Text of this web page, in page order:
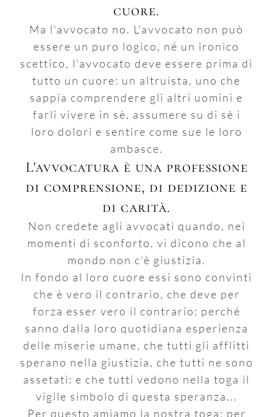
cuore.
Ma l'avvocato no. L'avvocato non può
essere un puro logico, né un ironico
scettico, l'avvocato deve essere prima di
tutto un cuore: un altruista, uno che
sappia comprendere gli altri uomini e
farli vivere in sè, assumere su di sè i
loro dolori e sentire come sue le loro
ambasce.
L'avvocatura è una professione
di comprensione, di dedizione e
di carità.
Non credete agli avvocati quando, nei
momenti di sconforto, vi dicono che al
mondo non c'è giustizia.
In fondo al loro cuore essi sono convinti
che è vero il contrario, che deve per
forza esser vero il contrario: perché
sanno dalla loro quotidiana esperienza
delle miserie umane, che tutti gli afflitti
sperano nella giustizia, che tutti ne sono
assetati: e che tutti vedono nella toga il
vigile simbolo di questa speranza...
Per questo amiamo la nostra toga: per